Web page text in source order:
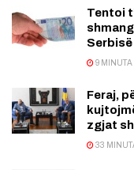
Tentoi
9
Feraj,
zgjat
33